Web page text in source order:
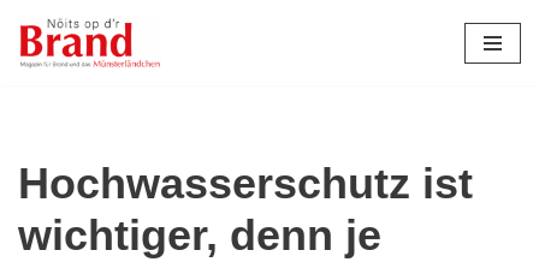
Zum
Hochwasserschutz ist
wichtiger, denn je